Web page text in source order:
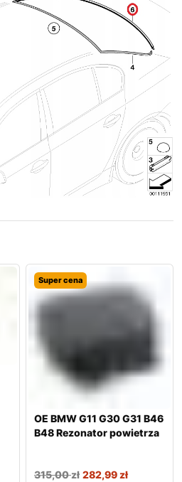
Super cena
OE BMW G11 G30 G31 B46
B48 Rezonator powietrza
315,00zł 282,99zł